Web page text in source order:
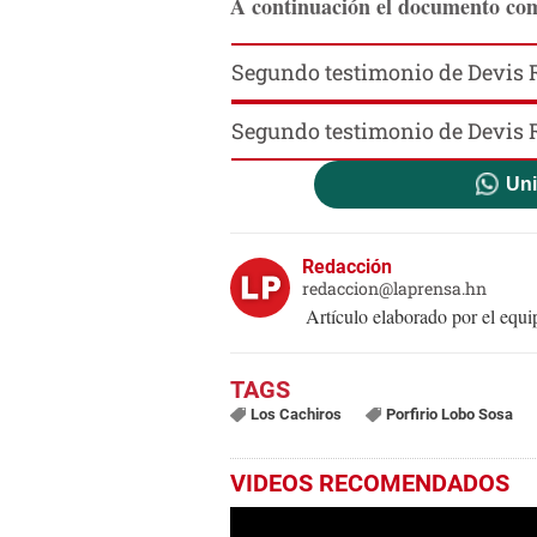
A continuación el documento
Segundo testimonio de
Segundo testimonio de
Redacción
redaccion@laprensa.hn
Artículo elaborado por el
Los Cachiros Porfirio Lobo Sosa
VIDEOS RECOMENDADOS